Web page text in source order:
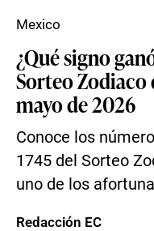
¿Qué signo
Sorteo Zodiaco
mayo de 2026
Conoce los
1745 del Sorteo
uno de los
Mexico
Redacción EC